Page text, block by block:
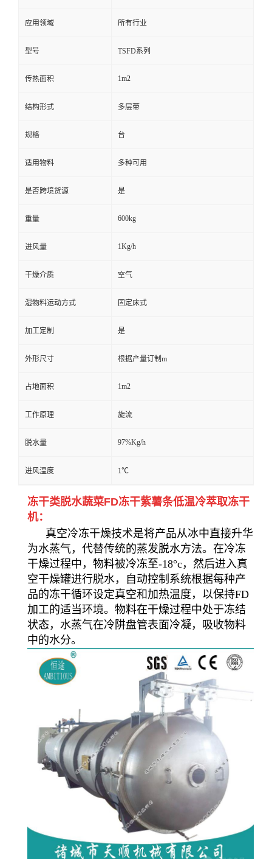
应用领域 所有行业
型号 TSFD系列
传热面积 1m2
结构形式 多层带
规格 台
适用物料 多种可用
是否跨境货源 是
重量 600kg
进风量 1Kg/h
干燥介质 空气
湿物料运动方式 固定床式
加工定制 是
外形尺寸 根据产量订制m
占地面积 1m2
工作原理 旋流
脱水量 97%Kg/h
进风温度 1℃
冻干类脱水蔬菜FD冻干紫薯条低温冷萃取冻干
机：
真空冷冻干燥技术是将产品从冰中直接升华
为水蒸气，代替传统的蒸发脱水方法。在冷冻
干燥过程中，物料被冷冻至-18°c，然后进入真
空干燥罐进行脱水，自动控制系统根据每种产
品的冻干循环设定真空和加热温度，以保持FD
加工的适当环境。物料在干燥过程中处于冻结
状态，水蒸气在冷阱盘管表面冷凝，吸收物料
中的水分。